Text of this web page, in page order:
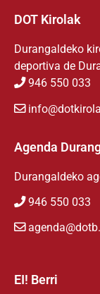
DOT Kirolak
Durangaldeko
deportiva de
946 550 033
Agenda
Durangaldeko
946 550 033
EI! Berri